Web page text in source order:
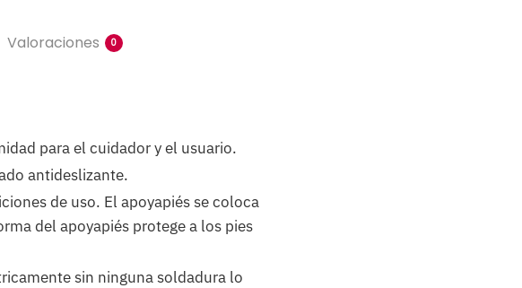
Valoraciones 0
para el cuidador y el usuario.
antideslizante.
de uso. El apoyapiés se coloca
del apoyapiés protege a los pies
sin ninguna soldadura lo